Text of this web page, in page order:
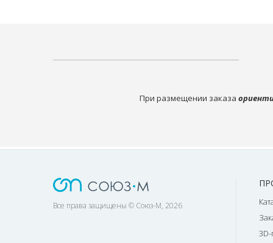
При размещении заказа
Все права защищены © Союз-М, 2026